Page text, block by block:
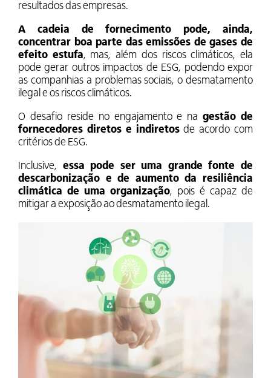
resultados das empresas.
A cadeia de fornecimento pode, ainda,
concentrar boa parte das emissões de gases de
efeito estufa, mas, além dos riscos climáticos, ela
pode gerar outros impactos de ESG, podendo expor
as companhias a problemas sociais, o desmatamento
ilegal e os riscos climáticos.
O desafio reside no engajamento e nagestão de
fornecedores diretos e indiretosde acordo com
critérios de ESG.
Inclusive, essa pode ser uma grande fonte de
descarbonização e de aumento da resiliência
climática de uma organização, pois é capaz de
mitigar a exposição ao desmatamento ilegal.